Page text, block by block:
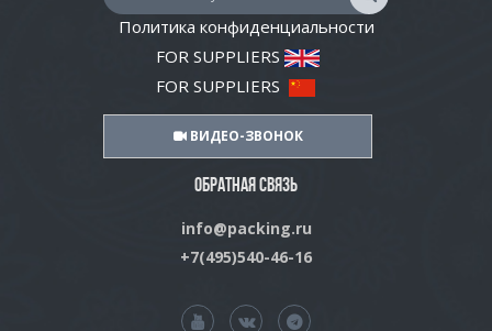
Политика конфиденциальности
FOR SUPPLIERS
FOR SUPPLIERS
ВИДЕО-ЗВОНОК
ОБРАТНАЯ СВЯЗЬ
info@packing.ru
+7(495)540-46-16